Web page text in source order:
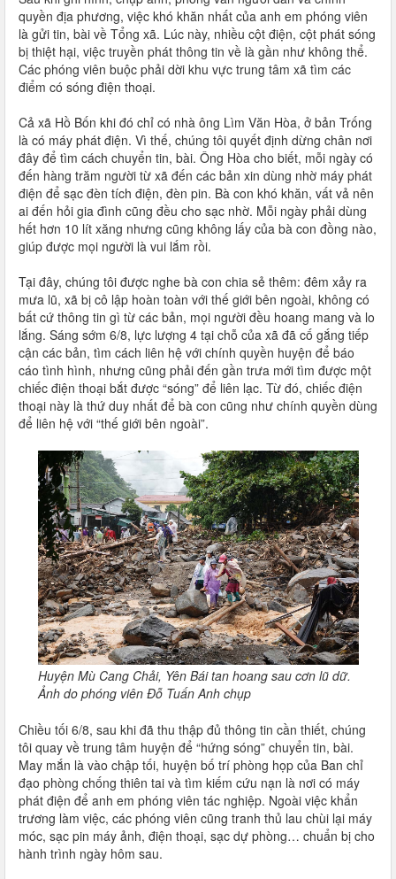
quyền địa phương, việc khó khăn nhất của anh em phóng viên
là gửi tin, bài về Tổng xã. Lúc này, nhiều cột điện, cột phát sóng
bị thiệt hại, việc truyền phát thông tin về là gần như không thể.
Các phóng viên buộc phải dời khu vực trung tâm xã tìm các
điểm có sóng điện thoại.
Cả xã Hồ Bốn khi đó chỉ có nhà ông Lìm Văn Hòa, ở bản Trống
là có máy phát điện. Vì thế, chúng tôi quyết định dừng chân nơi
đây để tìm cách chuyển tin, bài. Ông Hòa cho biết, mỗi ngày có
đến hàng trăm người từ xã đến các bản xin dùng nhờ máy phát
điện để sạc đèn tích điện, đèn pin. Bà con khó khăn, vất vả nên
ai đến hỏi gia đình cũng đều cho sạc nhờ. Mỗi ngày phải dùng
hết hơn 10 lít xăng nhưng cũng không lấy của bà con đồng nào,
giúp được mọi người là vui lắm rồi.
Tại đây, chúng tôi được nghe bà con chia sẻ thêm: đêm xảy ra
mưa lũ, xã bị cô lập hoàn toàn với thế giới bên ngoài, không có
bất cứ thông tin gì từ các bản, mọi người đều hoang mang và lo
lắng. Sáng sớm 6/8, lực lượng 4 tại chỗ của xã đã cố gắng tiếp
cận các bản, tìm cách liên hệ với chính quyền huyện để báo
cáo tình hình, nhưng cũng phải đến gần trưa mới tìm được một
chiếc điện thoại bắt được “sóng” để liên lạc. Từ đó, chiếc điện
thoại này là thứ duy nhất để bà con cũng như chính quyền dùng
để liên hệ với “thế giới bên ngoài”.
Huyện Mù Cang Chải, Yên Bái tan hoang sau cơn lũ dữ.
Ảnh do phóng viên Đỗ Tuấn Anh chụp
Chiều tối 6/8, sau khi đã thu thập đủ thông tin cần thiết, chúng
tôi quay về trung tâm huyện để “hứng sóng” chuyển tin, bài.
May mắn là vào chập tối, huyện bố trí phòng họp của Ban chỉ
đạo phòng chống thiên tai và tìm kiếm cứu nạn là nơi có máy
phát điện để anh em phóng viên tác nghiệp. Ngoài việc khẩn
trương làm việc, các phóng viên cũng tranh thủ lau chùi lại máy
móc, sạc pin máy ảnh, điện thoại, sạc dự phòng… chuẩn bị cho
hành trình ngày hôm sau.